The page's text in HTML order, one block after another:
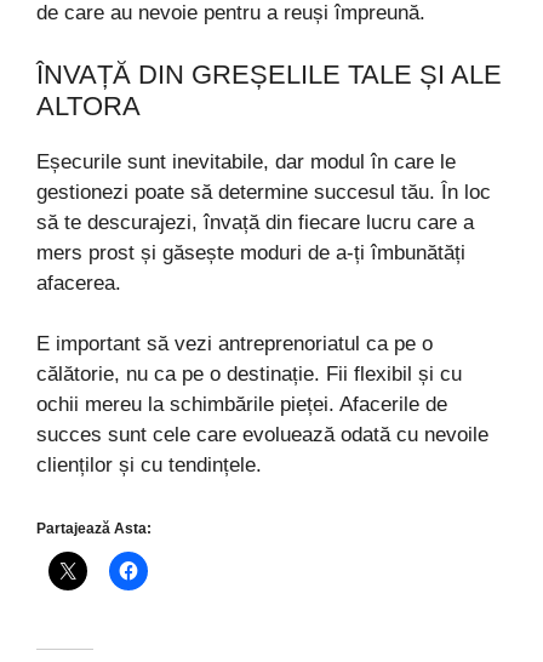
de care au nevoie pentru a reuși împreună.
ÎNVAȚĂ DIN GREȘELILE TALE ȘI ALE
ALTORA
Eșecurile sunt inevitabile, dar modul în care le
gestionezi poate să determine succesul tău. În loc
să te descurajezi, învață din fiecare lucru care a
mers prost și găsește moduri de a-ți îmbunătăți
afacerea.
E important să vezi antreprenoriatul ca pe o
călătorie, nu ca pe o destinație. Fii flexibil și cu
ochii mereu la schimbările pieței. Afacerile de
succes sunt cele care evoluează odată cu nevoile
clienților și cu tendințele.
Partajează Asta: